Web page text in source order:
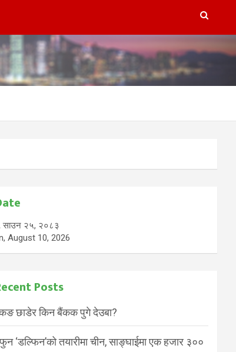
साउन २५, २०८३
August 10, 2026
Posts
छाडेर किन बैंकक पुगे देउबा?
‘डल्फिन’को तयारीमा चीन, साङ्घाईमा एक हजार ३००